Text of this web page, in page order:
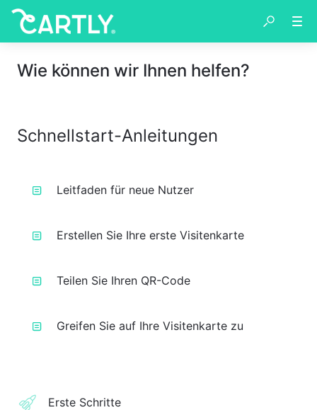
Wie können wir Ihnen helfen?
Schnellstart-Anleitungen
Leitfaden für neue Nutzer
Erstellen Sie Ihre erste Visitenkarte
Teilen Sie Ihren QR-Code
Greifen Sie auf Ihre Visitenkarte zu
Erste Schritte